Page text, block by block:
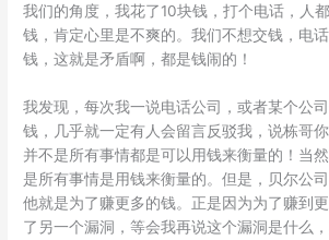
我们的角度，我花了10块钱，打个电话，人
钱，肯定心里是不爽的。我们不想交钱，电
钱，这就是矛盾啊，都是钱闹的！
我发现，每次我一说电话公司，或者某个公
钱，几乎就一定有人会留言反驳我，说栋哥
并不是所有事情都是可以用钱来衡量的！当
是所有事情是用钱来衡量的。但是，贝尔公
他就是为了赚更多的钱。正是因为为了赚到
了另一个漏洞，等会我再说这个漏洞是什么